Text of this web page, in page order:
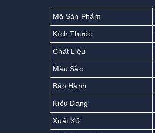
Mã Sản Phẩm
Kích Thước
Chất Liệu
Màu Sắc
Bảo Hành
Kiểu Dáng
Xuất Xứ